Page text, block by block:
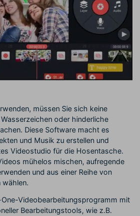
müssen Sie sich keine
oder hinderliche
Diese Software macht es
und Musik zu erstellen und
Videostudio für die Hosentasche.
mühelos mischen, aufregende
und aus einer Reihe von
wählen.
Videobearbeitungsprogramm mit
Bearbeitungstools, wie z.B.